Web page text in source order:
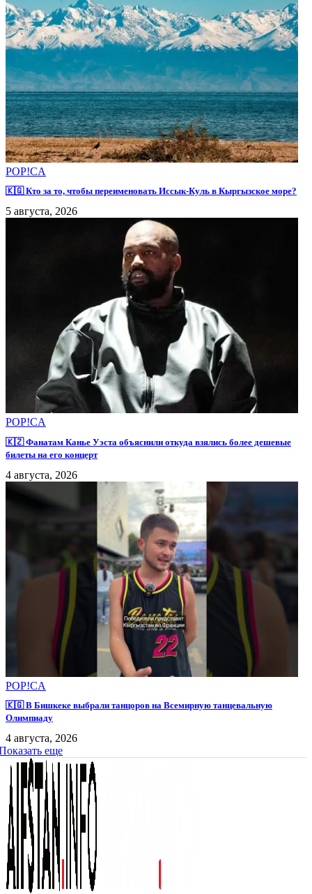
POP!CA
🇰🇬 Кто за то, чтобы переименовать Иссык-Куль в Кыргызское море?
5 августа, 2026
POP!CA
🇰🇿 Фанатам Канье Уэста объяснили откуда взялись более дешевые
билеты на его концерт
4 августа, 2026
POP!CA
🇰🇬 В Бишкеке выбрали танцоров на Всемирную танцевальную
Олимпиаду
4 августа, 2026
еще